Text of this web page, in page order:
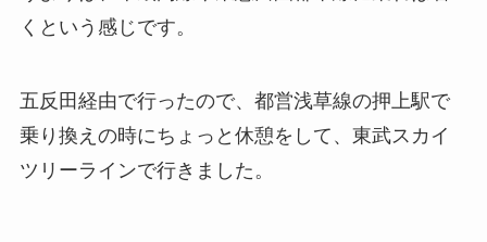
くという感じです。
五反田経由で行ったので、都営浅草線の押上駅で
乗り換えの時にちょっと休憩をして、東武スカイ
ツリーラインで行きました。